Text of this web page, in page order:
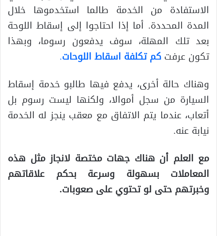
الاستفادة من الخدمة طالما استخدموها خلال
المدة المحددة. أما إذا احتاجوا إلى إسقاط اللوحة
بعد تلك المهلة، سوف يدفعون رسوما، وبهذا
تكون عرفتكم تكلفة اسقاط اللوحات.
وهناك حالة أخرى، يدفع فيها طالبو خدمة إسقاط
السيارة من سجل أموالا، ولكنها ليست رسوم بل
أتعاب، عندما يتم الاتفاق مع معقب ينجز له الخدمة
نيابة عنه.
مع العلم أن هناك جهات مختصة لانجاز مثل هذه
المعاملات بسهولة وسرعة بحكم علاقاتهم
وخبرتهم حتى لو تحتوي على صعوبات.